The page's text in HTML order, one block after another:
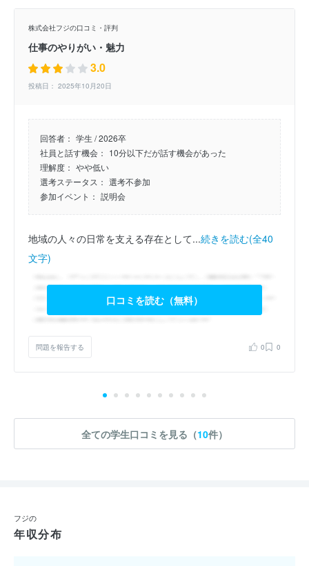
株式会社フジの口コミ・評判
仕事のやりがい・魅力
3.0
投稿日： 2025年10月20日
回答者： 学生 / 2026卒
社員と話す機会： 10分以下だが話す機会があった
理解度： やや低い
選考ステータス： 選考不参加
参加イベント： 説明会
地域の人々の日常を支える存在として...続きを読む(全40
文字)
口コミを読む（無料）
問題を報告する 0 0
全ての学生口コミを見る（10件）
フジの
年収分布